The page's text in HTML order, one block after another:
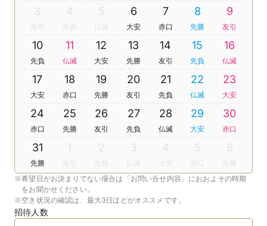
3
友引
4
先負
5
仏滅
6
大安
7
赤口
8
先勝
9
友引
10
先負
11
仏滅
12
大安
13
先勝
14
友引
15
先負
16
仏滅
17
大安
18
赤口
19
先勝
20
友引
21
先負
22
仏滅
23
大安
24
赤口
25
先勝
26
友引
27
先負
28
仏滅
29
大安
30
赤口
31
先勝
1
友引
2
先負
3
仏滅
4
大安
5 6
※希望日がお決まりでない場合は「お問い合せ内容」におおよその時期
をお聞かせください。
※空き状況の確認は、最大3日ほどがオススメです。
招待人数